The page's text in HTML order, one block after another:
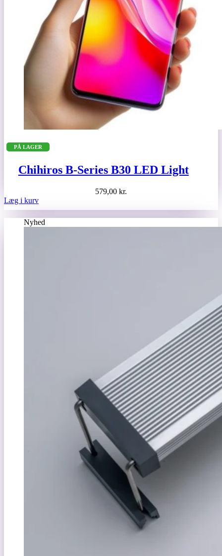
PÅ LAGER
Chihiros B-Series B30 LED Light
579,00 kr.
Læg i kurv
Nyhed